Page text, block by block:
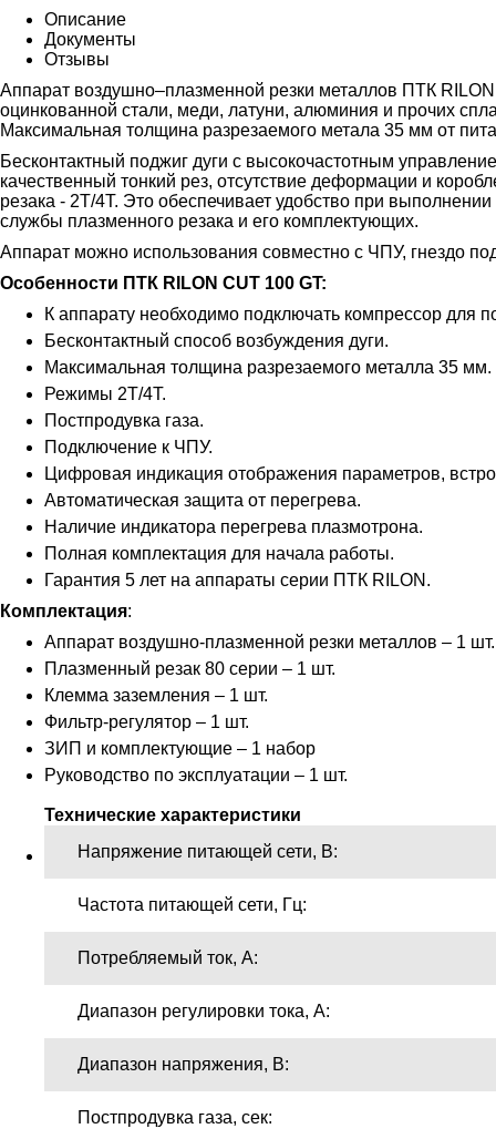
Описание
Документы
Отзывы
Аппарат воздушно–плазменной резки металлов ПТК
оцинкованной стали, меди, латуни, алюминия и прочих
Максимальная толщина разрезаемого метала 35 мм от
Бесконтактный поджиг дуги с высокочастотным
качественный тонкий рез, отсутствие деформации и
резака - 2Т/4Т. Это обеспечивает удобство при
службы плазменного резака и его комплектующих.
Аппарат можно использования совместно с ЧПУ, гнездо
Особенности ПТК RILON CUT 100 GT:
К аппарату необходимо подключать компрессор для
Бесконтактный способ возбуждения дуги.
Максимальная толщина разрезаемого металла 35 мм.
Режимы 2Т/4Т.
Постпродувка газа.
Подключение к ЧПУ.
Цифровая индикация отображения параметров,
Автоматическая защита от перегрева.
Наличие индикатора перегрева плазмотрона.
Полная комплектация для начала работы.
Гарантия 5 лет на аппараты серии ПТК RILON.
Комплектация:
Аппарат воздушно-плазменной резки металлов – 1 шт.
Плазменный резак 80 серии – 1 шт.
Клемма заземления – 1 шт.
Фильтр-регулятор – 1 шт.
ЗИП и комплектующие – 1 набор
Руководство по эксплуатации – 1 шт.
Технические характеристики
Напряжение питающей сети, В:
Частота питающей сети, Гц:
Потребляемый ток, А:
Диапазон регулировки тока, А:
Диапазон напряжения, В:
Постпродувка газа, сек: